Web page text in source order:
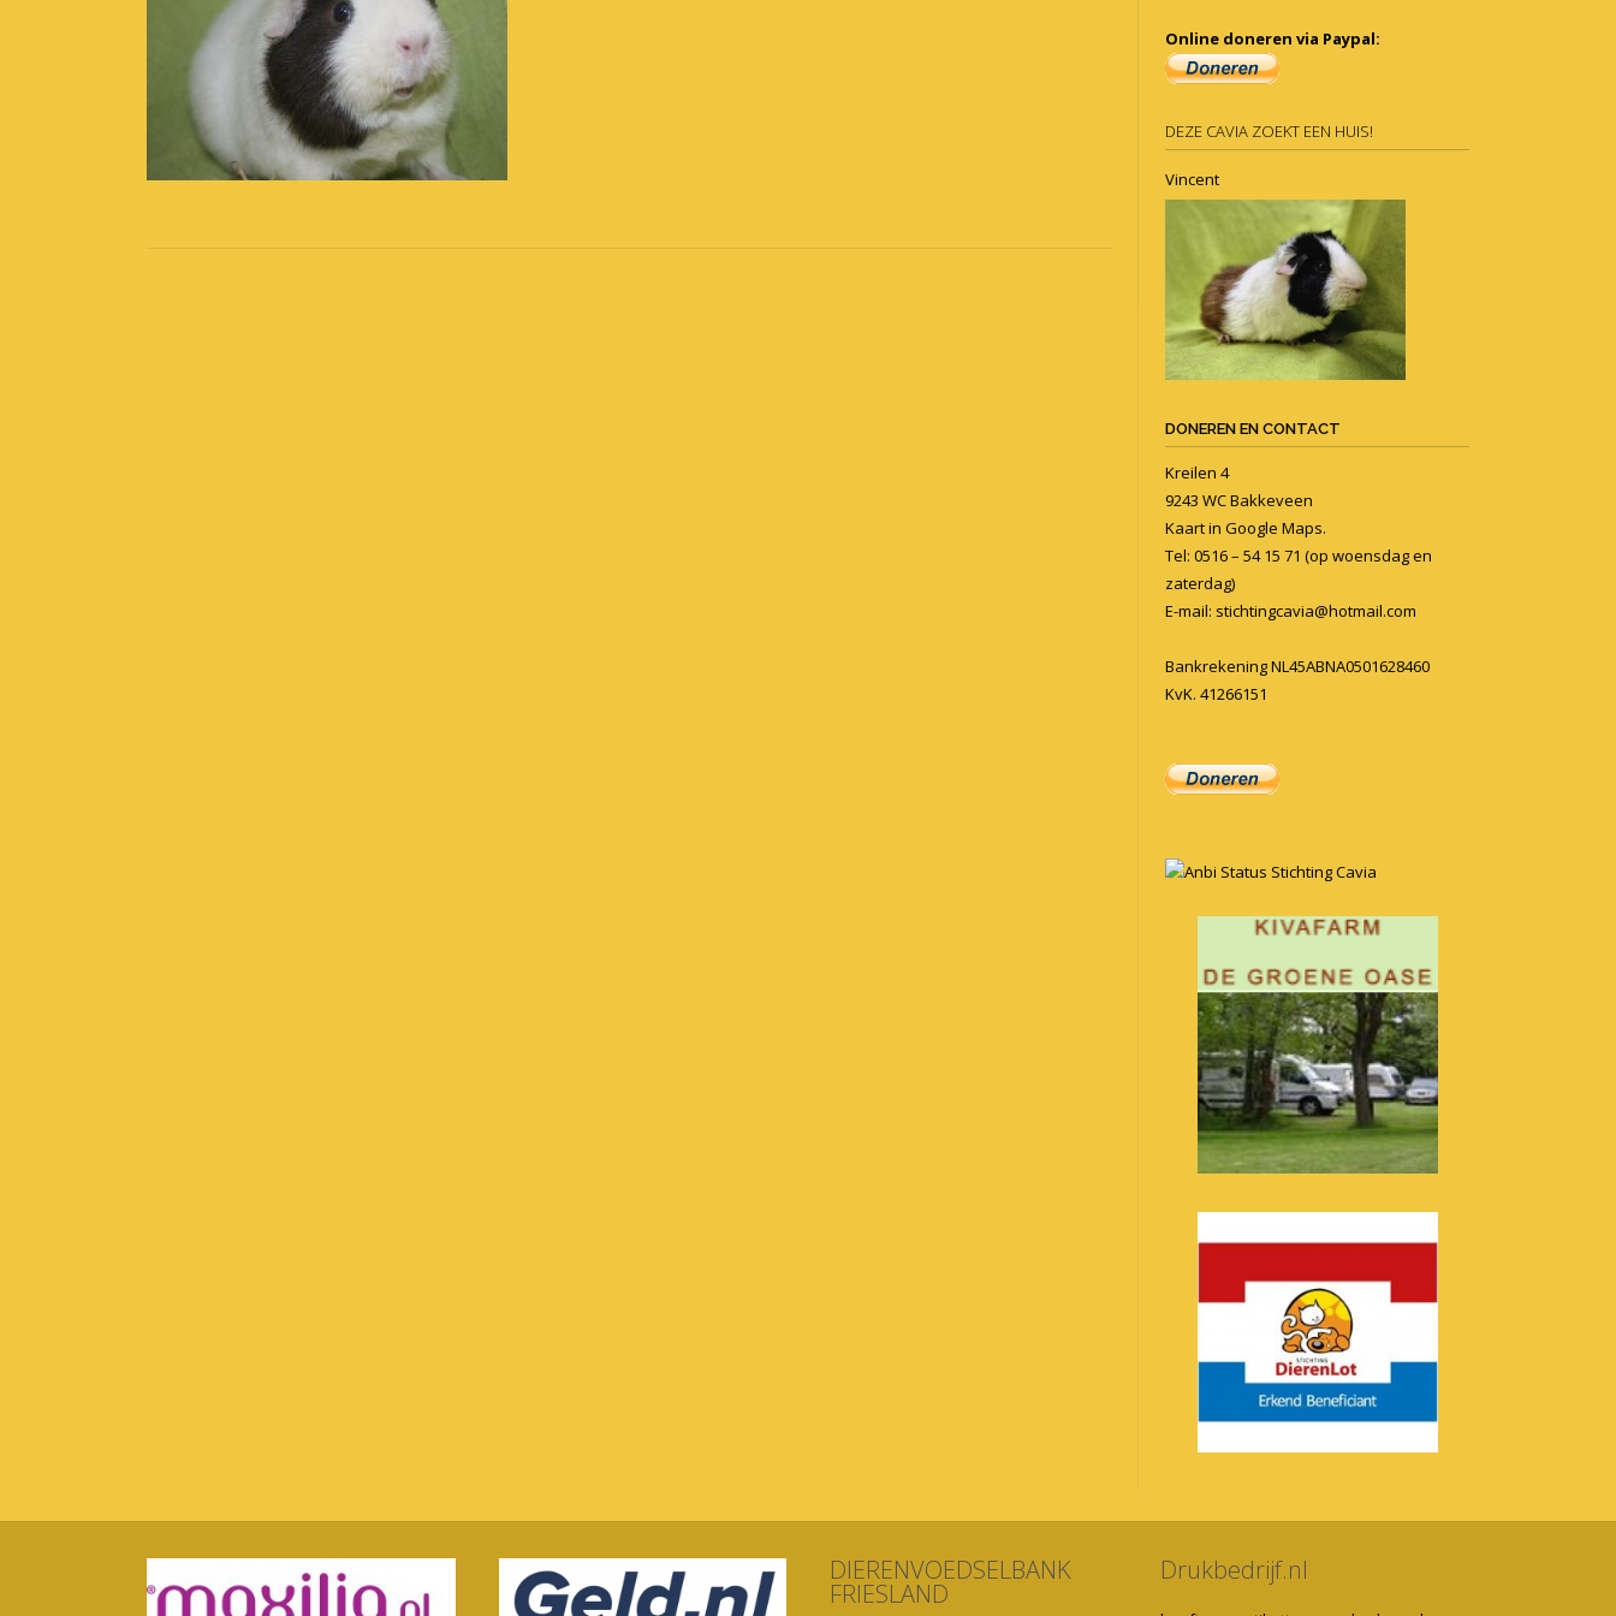
Online doneren via Paypal:
DEZE CAVIA ZOEKT EEN HUIS!
Vincent
DONEREN EN CONTACT
Kreilen 4
9243 WC Bakkeveen
Kaart in Google Maps.
Tel: 0516 – 54 15 71 (op woensdag en
zaterdag)
E-mail: stichtingcavia@hotmail.com
Bankrekening NL45ABNA0501628460
KvK. 41266151
Anbi Status Stichting Cavia
DIERENVOEDSELBANK
FRIESLAND
Drukbedrijf.nl